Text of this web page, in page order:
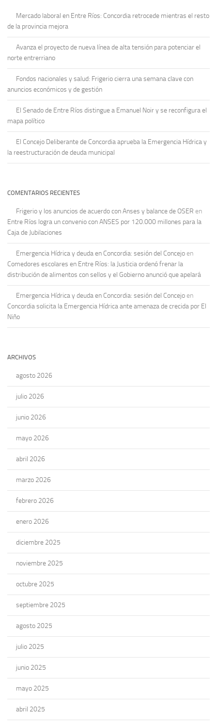
Mercado laboral en Entre Ríos: Concordia retrocede mientras el resto
de la provincia mejora
Avanza el proyecto de nueva línea de alta tensión para potenciar el
norte entrerriano
Fondos nacionales y salud: Frigerio cierra una semana clave con
anuncios económicos y de gestión
El Senado de Entre Ríos distingue a Emanuel Noir y se reconfigura el
mapa político
El Concejo Deliberante de Concordia aprueba la Emergencia Hídrica y
la reestructuración de deuda municipal
COMENTARIOS RECIENTES
Frigerio y los anuncios de acuerdo con Anses y balance de OSER en
Entre Ríos logra un convenio con ANSES por 120.000 millones para la
Caja de Jubilaciones
Emergencia Hídrica y deuda en Concordia: sesión del Concejo en
Comedores escolares en Entre Ríos: la Justicia ordenó frenar la
distribución de alimentos con sellos y el Gobierno anunció que apelará
Emergencia Hídrica y deuda en Concordia: sesión del Concejo en
Concordia solicita la Emergencia Hídrica ante amenaza de crecida por El
Niño
ARCHIVOS
agosto 2026
julio 2026
junio 2026
mayo 2026
abril 2026
marzo 2026
febrero 2026
enero 2026
diciembre 2025
noviembre 2025
octubre 2025
septiembre 2025
agosto 2025
julio 2025
junio 2025
mayo 2025
abril 2025